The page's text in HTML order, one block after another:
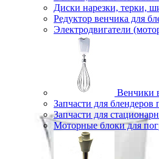
Диски нарезки, терки,
Редуктор венчика для
Электродвигатели
Венчики
Запчасти для блендеров
Запчасти для
Моторные блоки для